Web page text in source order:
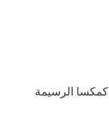
الرسيمة